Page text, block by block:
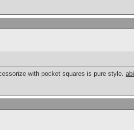
with pocket squares is pure style.